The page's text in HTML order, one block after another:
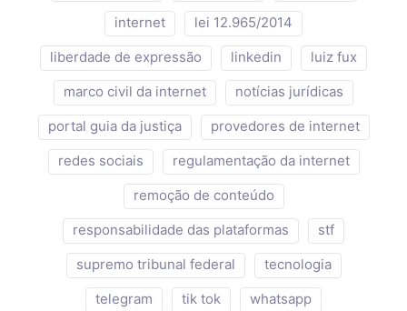
internet
lei 12.965/2014
liberdade de expressão
linkedin
luiz fux
marco civil da internet
notícias jurídicas
portal guia da justiça
provedores de internet
redes sociais
regulamentação da internet
remoção de conteúdo
responsabilidade das plataformas
stf
supremo tribunal federal
tecnologia
telegram
tik tok whatsapp